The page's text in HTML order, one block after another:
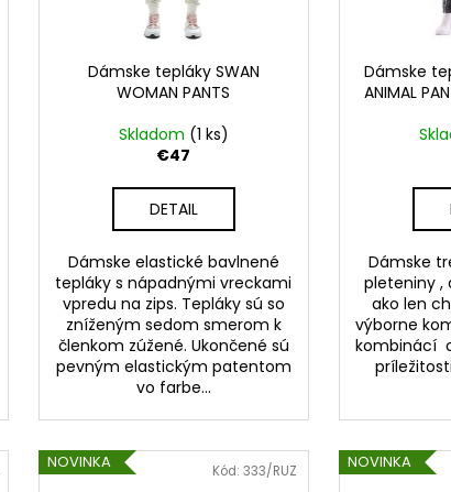
Dámske tepláky SWAN
WOMAN PANTS
Skladom (1 ks)
€47
DETAIL
Dámske elastické bavlnené
tepláky s nápadnými vreckami
vpredu na zips. Tepláky sú so
zníženým sedom smerom k
členkom zúžené. Ukončené sú
pevným elastickým patentom
vo farbe...
Dámske
ANIMAL
Dámske
pleteniny ,
ako len
výborne
kombinácí
NOVINKA Kód: 333/RUZ NOVINKA